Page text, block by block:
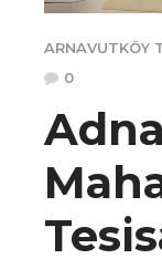
ARNAVUTKÖY
0